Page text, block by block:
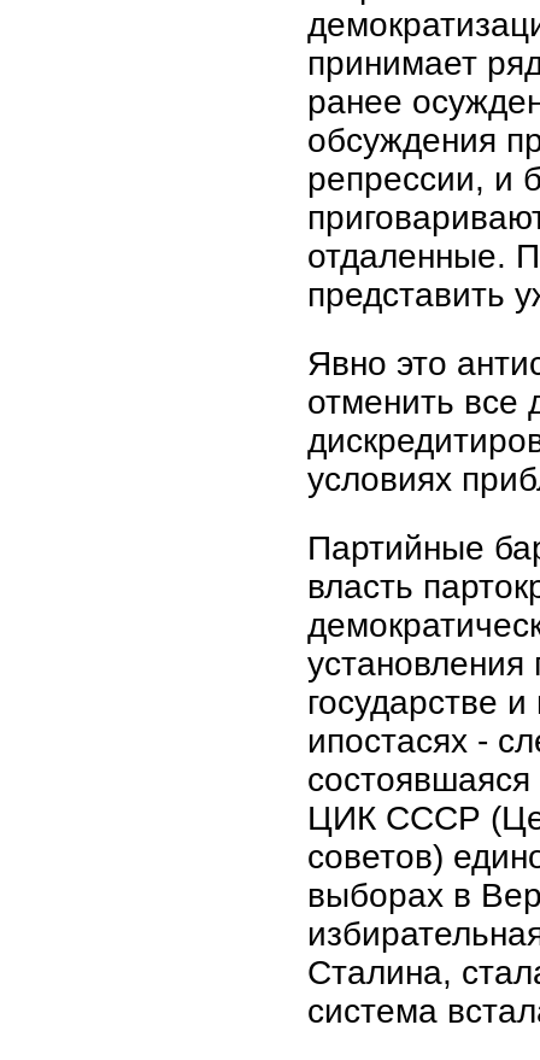
принимает
ранее
обсуждения
репрессии, и
отдаленные.
представить
Явно это
отменить все
условиях
Партийные
власть
государстве
ипостасях -
ЦИК СССР
советов)
выборах в
Сталина,
система